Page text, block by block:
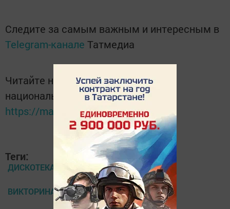
Следите за самым важным и интересным в
Telegram-канале Татмедиа
Читайте новости Татарстана в
национальном мессенджере MАХ:
https://max.ru/tatmedia
Теги:
ДИСКОТЕКА
ВИКТОРИНА